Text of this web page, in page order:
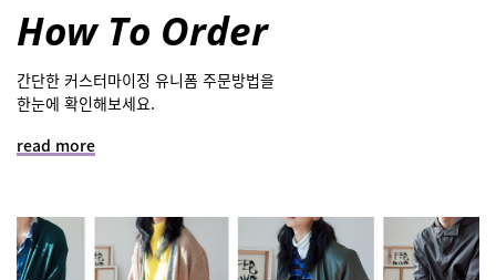
How To Order
간단한 커스터마이징 유니폼 주문방법을
한눈에 확인해보세요.
read more